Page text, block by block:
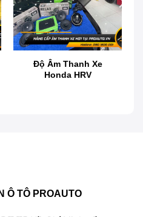
Bác chủ xe thực hiện.
nâng cấp âm thanh xe
nào cho hợp lý, nên
Độ Âm Thanh Xe
Honda HRV
Ô TÔ PROAUTO